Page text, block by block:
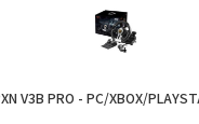
PRO
-
PXN V3B PRO - PC/XBOX/